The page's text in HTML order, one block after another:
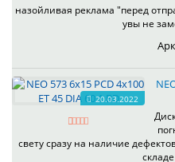
назойливая реклама "перед
увы не
20.03.2022
свету сразу на наличие